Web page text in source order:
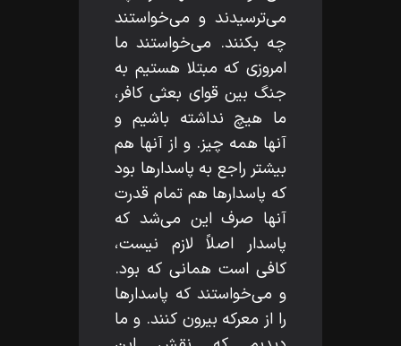
مى‌ترسيدند و مى‌خواستند
چه بكنند. مى‌خواستند ما
امروزى كه مبتلا هستيم به
جنگ بين قواى بعثى كافر،
ما هيچ نداشته باشيم و
آنها همه چيز. و از آنها هم
بيشتر راجع به پاسدارها بود
كه پاسدارها هم تمام قدرت
آنها صرف اين مى‌شد كه
پاسدار اصلاً لازم نيست،
كافى است همانى كه بود.
و مى‌خواستند كه پاسدارها
را از معركه بيرون كنند. و ما